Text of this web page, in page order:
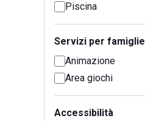
Piscina
Servizi per famiglie
Animazione
Area giochi
Accessibilità